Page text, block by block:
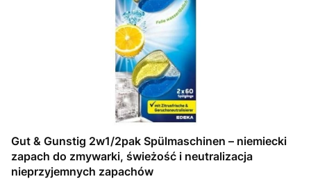
Gut & Gunstig 2w1/2pak Spülmaschinen – niemiecki
zapach do zmywarki, świeżość i neutralizacja
nieprzyjemnych zapachów